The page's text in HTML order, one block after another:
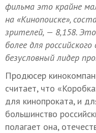
фильма это крайне
на «Кинопоиске»,
зрителей, — 8,158.
более для
безусловный лидер
Продюсер
считает, что
для кинопроката, и
большинство
полагает она,